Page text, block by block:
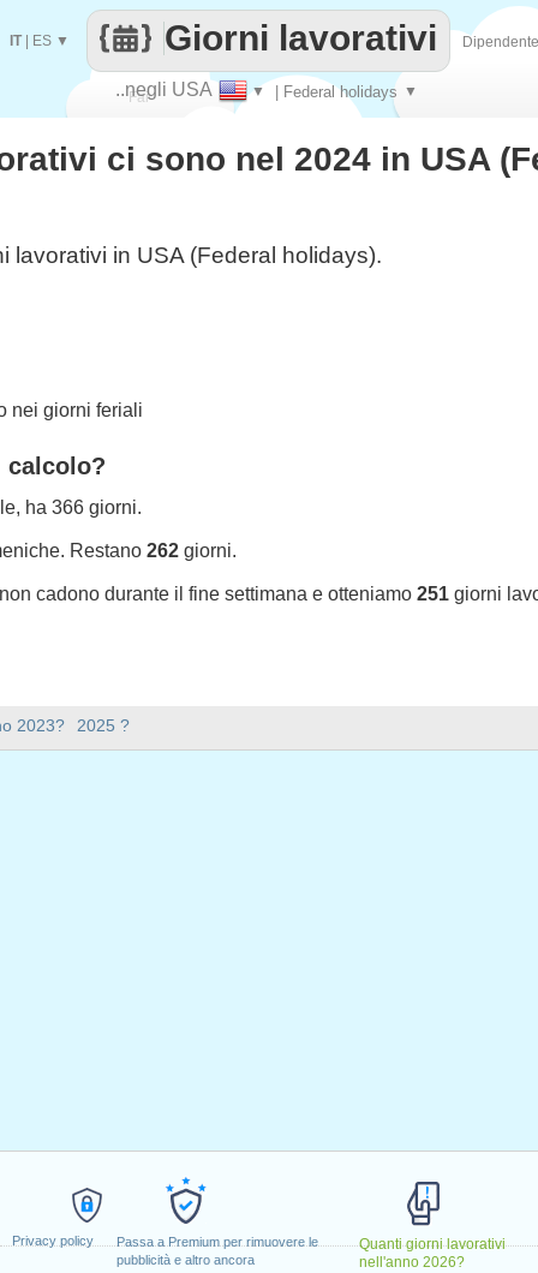
Privacy policy
Passa a Premium per rimuovere le
pubblicità e altro ancora
Quanti giorni lavorativi
nell'anno 2026?
Fai
contare
..negli USA ▼ | Federal holidays ▼
Giorni lavorativi
IT| ES ▼
2023? 2025 ?
ci sono nel 2024 in USA
lavorativi in USA (Federal holidays).
nei giorni feriali
calcolo?
ha 366 giorni.
Restano 262 giorni.
cadono durante il fine settimana e otteniamo 251 giorni
in USA (Federal holidays).
2024
: mercoledì, giugno 19, 2024
4, 2024
2024